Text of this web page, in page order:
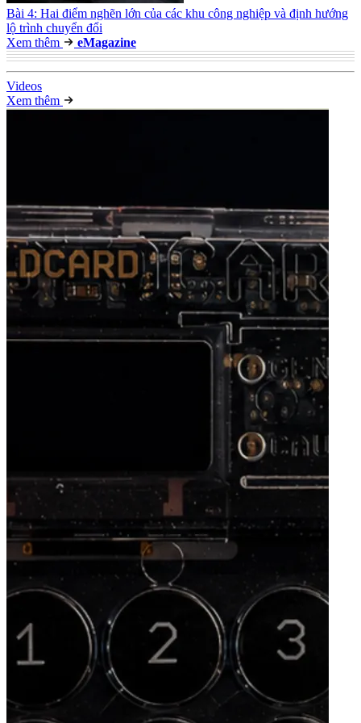
Bài 4: Hai điểm nghẽn lớn của các khu công nghiệp và định hướng
lộ trình chuyển đổi
Xem thêm
eMagazine
Videos
Xem thêm